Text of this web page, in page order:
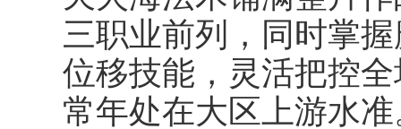
三职业前列，同时掌
位移技能，灵活把控
常年处在大区上游水